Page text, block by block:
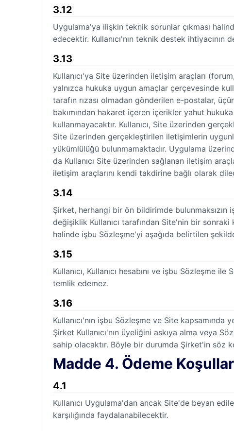
3.12
Uygulama'ya ilişkin teknik sorunlar çıkması
edecektir. Kullanıcı'nın teknik destek
3.13
Kullanıcı'ya Site üzerinden iletişim araçları
yalnızca hukuka uygun amaçlar çerçevesinde
tarafın rızası olmadan gönderilen e-postalar,
bakımından hakaret içeren içerikler yahut
kullanmayacaktır. Kullanıcı, Site üzerinden
Site üzerinden gerçekleştirilen iletişimlerin
yükümlülüğü bulunmamaktadır. Uygulama
da Kullanıcı Site üzerinden sağlanan iletişim
iletişim araçlarını kendi takdirine bağlı olarak
3.14
Şirket, herhangi bir ön bildirimde bulunmaksızın
değişiklik Kullanıcı tarafından Site'nin bir
halinde işbu Sözleşme'yi aşağıda belirtilen
3.15
Kullanıcı, Kullanıcı hesabını ve işbu
temlik edemez.
3.16
Kullanıcı'nın işbu Sözleşme ve Site
Şirket Kullanıcı'nın üyeliğini askıya alma veya
sahip olacaktır. Böyle bir durumda Şirket'in söz
Madde 4. Ödeme
4.1
Kullanıcı Uygulama'dan ancak Site'de beyan
karşılığında faydalanabilecektir.